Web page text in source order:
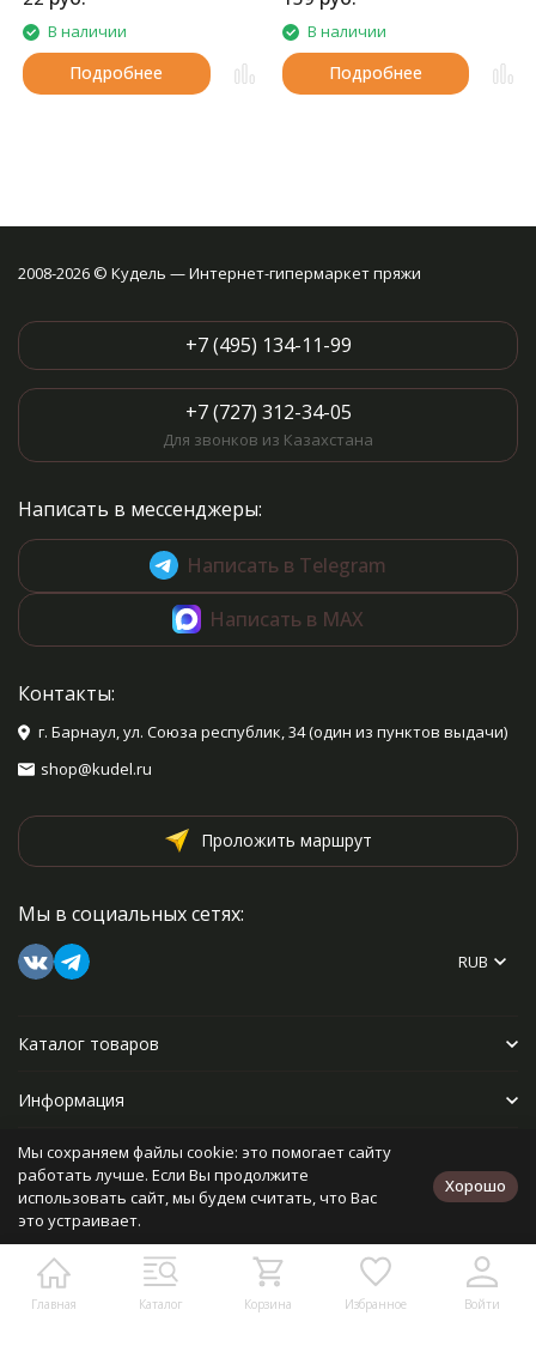
скреплении книг в типографии
В наличии
Подробнее
В наличии
Подробнее
Главная Каталог Корзина Избранное Войти
2008-2026 © Кудель — Интернет-гипермаркет пряжи
+7 (495) 134-11-99
+7 (727) 312-34-05
Для звонков из Казахстана
Написать в мессенджеры:
Написать в Telegram
Написать в MAX
Контакты:
г. Барнаул, ул. Союза республик, 34 (один из пунктов выдачи)
shop@kudel.ru
Проложить маршрут
Мы в социальных сетях:
RUB
Каталог товаров
Информация
Прочее
Политика персональных данных
Разработано в
bodysite.ru
Мы сохраняем файлы cookie: это помогает сайту
работать лучше. Если Вы продолжите
использовать сайт, мы будем считать, что Вас
это устраивает.
Хорошо